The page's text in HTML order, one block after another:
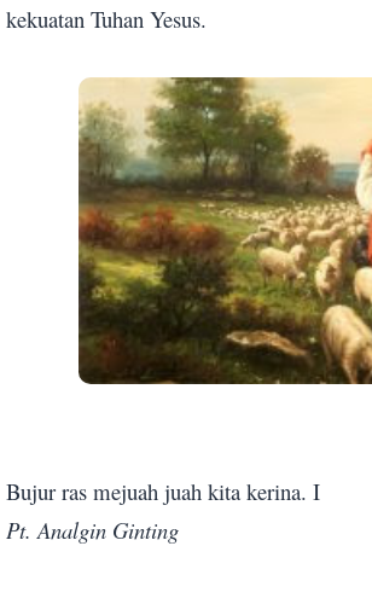
kekuatan Tuhan Yesus.
Bujur ras mejuah juah kita kerina. I
Pt. Analgin Ginting